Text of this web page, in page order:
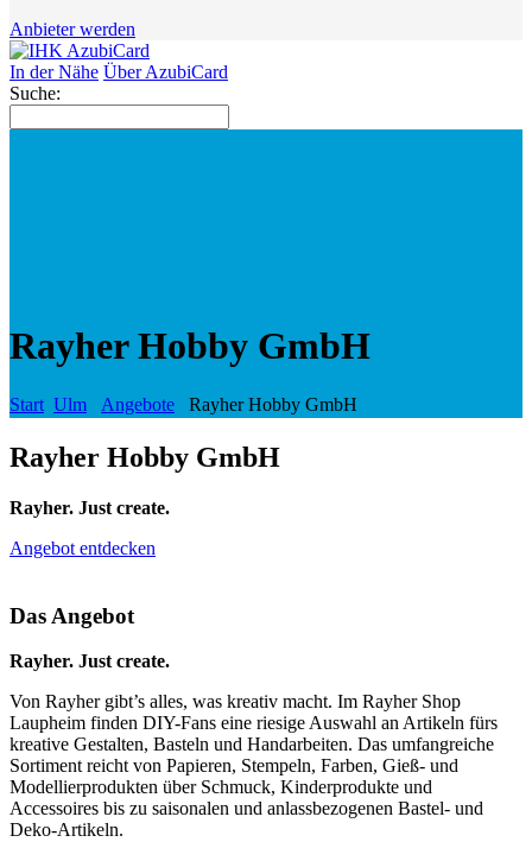
Anbieter werden
In der Nähe Über AzubiCard
Suche:
Rayher Hobby GmbH
Start Ulm Angebote Rayher Hobby GmbH
Rayher Hobby GmbH
Rayher. Just create.
Angebot entdecken
Das Angebot
Rayher. Just create.
Von Rayher gibt’s alles, was kreativ macht. Im Rayher Shop
Laupheim finden DIY-Fans eine riesige Auswahl an Artikeln fürs
kreative Gestalten, Basteln und Handarbeiten. Das umfangreiche
Sortiment reicht von Papieren, Stempeln, Farben, Gieß- und
Modellierprodukten über Schmuck, Kinderprodukte und
Accessoires bis zu saisonalen und anlassbezogenen Bastel- und
Deko-Artikeln.